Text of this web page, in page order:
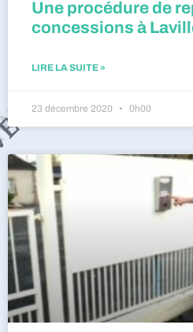
Une procédure de
concessions à
LIRE LA SUITE »
23 décembre 2020 0h00